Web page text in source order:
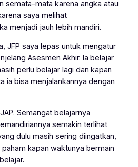
semata-mata karena angka atau
saya melihat
menjadi jauh lebih mandiri.
JFP saya lepas untuk mengatur
Asesmen Akhir. Ia belajar
perlu belajar lagi dan kapan
ia bisa menjalankannya dengan
Semangat belajarnya
semakin terlihat
dulu masih sering diingatkan,
kapan waktunya bermain